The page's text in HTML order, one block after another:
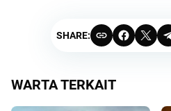
SHARE:
WARTA TERKAIT